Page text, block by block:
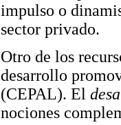
impulso o
sector privado.
Otro de los
desarrollo
(CEPAL). El
nociones